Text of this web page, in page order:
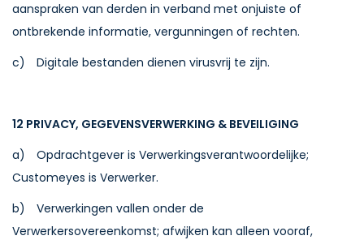
aanspraken van derden in verband met onjuiste of
ontbrekende informatie, vergunningen of rechten.
c) Digitale bestanden dienen virusvrij te zijn.
12 PRIVACY, GEGEVENSVERWERKING & BEVEILIGING
a) Opdrachtgever is Verwerkingsverantwoordelijke;
Customeyes is Verwerker.
b) Verwerkingen vallen onder de
Verwerkersovereenkomst; afwijken kan alleen vooraf,